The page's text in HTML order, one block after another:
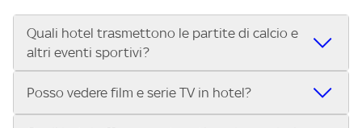
Quali hotel trasmettono le partite di calcio e
altri eventi sportivi?
Se cerchi un hotel dove poter vedere le partite di Serie A,
Posso vedere film e serie TV in hotel?